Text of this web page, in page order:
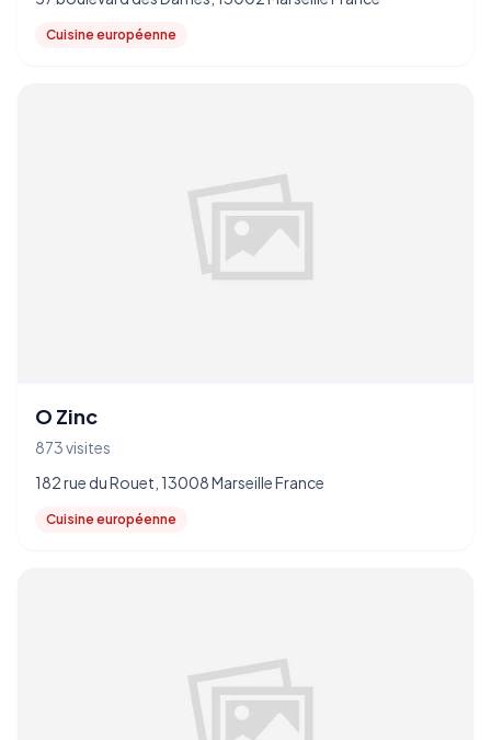
Cuisine européenne
O Zinc
873 visites
182 rue du Rouet, 13008 Marseille France
Cuisine européenne